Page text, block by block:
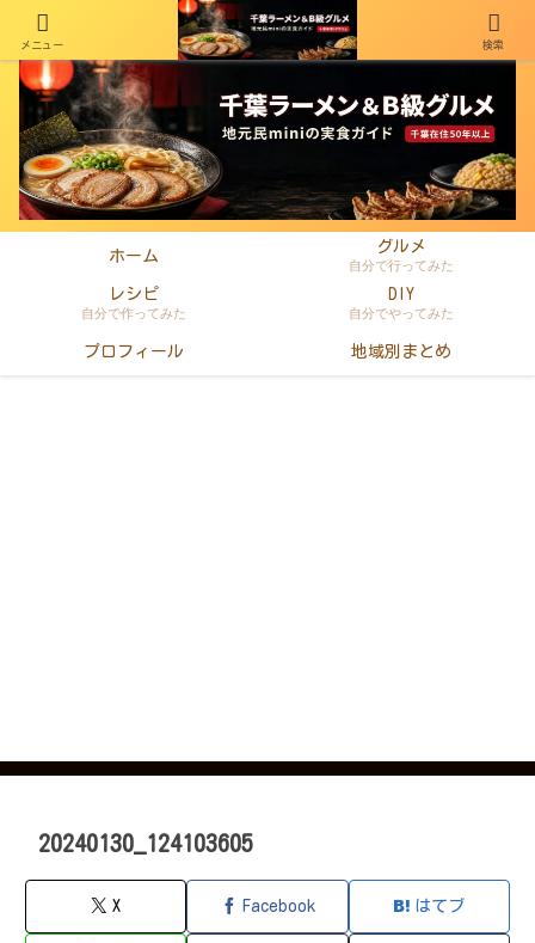
千葉在住50年以上のminiがラーメン・町中華・B級グルメを本音レビュー
ホーム
グルメ
自分で行ってみた
レシピ
自分で作ってみた
DIY
自分でやってみた
プロフィール 地域別まとめ
20240130_124103605
X Facebook はてブ
メニュー 検索